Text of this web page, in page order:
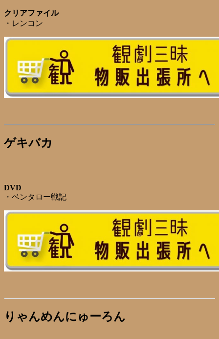
クリアファイル
・レンコン
ゲキバカ
DVD
・ベンタロー戦記
りゃんめんにゅーろん